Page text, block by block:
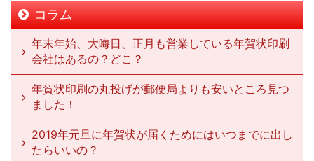
コラム
年末年始、大晦日、正月も営業している年賀状印刷
会社はあるの？どこ？
年賀状印刷の丸投げが郵便局よりも安いところ見つ
ました！
2019年元旦に年賀状が届くためにはいつまでに出し
たらいいの？